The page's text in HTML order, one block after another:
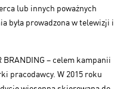
lub innych poważnych
była prowadzona w telewizji i
BRANDING – celem kampanii
pracodawcy. W 2015 roku